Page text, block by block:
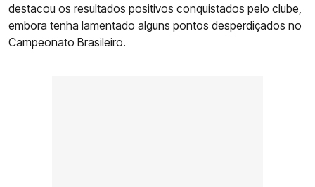
destacou os resultados positivos conquistados pelo clube,
embora tenha lamentado alguns pontos desperdiçados no
Campeonato Brasileiro.